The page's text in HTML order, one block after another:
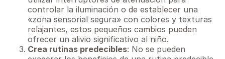
controlar la iluminación o de establecer una
«zona sensorial segura» con colores y texturas
relajantes, estos pequeños cambios pueden
ofrecer un alivio significativo al niño.
Crea rutinas predecibles: No se pueden